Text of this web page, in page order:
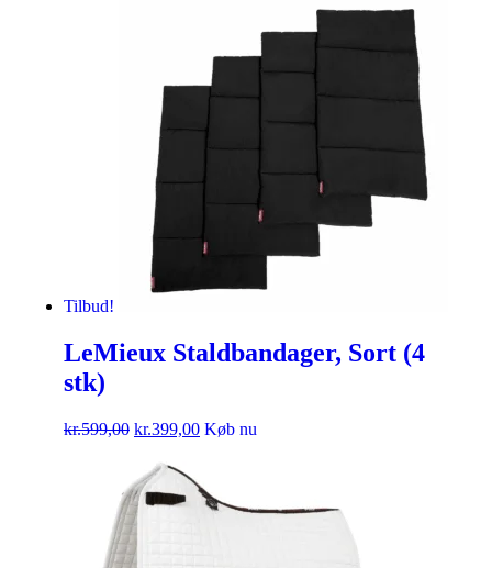
Tilbud!
LeMieux Staldbandager, Sort (4
stk)
kr.599,00 kr.399,00 Køb nu